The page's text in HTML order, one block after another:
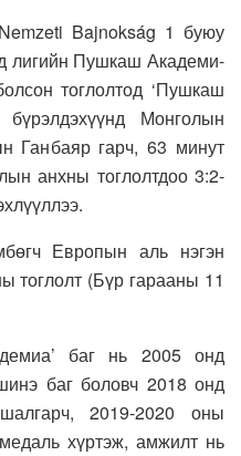
Bajnokság 1 буюу
лигийн Пушкаш Академи-
тоглолтод ‘Пушкаш
Монголын
Ганбаяр гарч, 63 минут
анхны тоглолтдоо 3:2-
Европын аль нэгэн
тоглолт (Бүр гарааны 11
баг нь 2005 онд
баг боловч 2018 онд
2019-2020 оны
хүртэж, амжилт нь